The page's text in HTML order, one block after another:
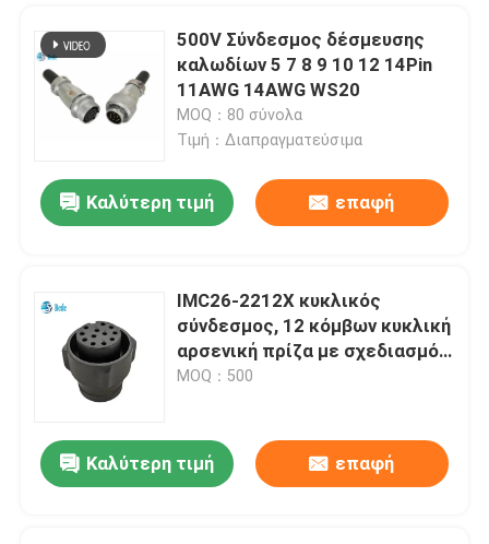
500V Σύνδεσμος δέσμευσης
καλωδίων 5 7 8 9 10 12 14Pin
11AWG 14AWG WS20
MOQ：80 σύνολα
Τιμή：Διαπραγματεύσιμα
Καλύτερη τιμή επαφή
IMC26-2212X κυκλικός
σύνδεσμος, 12 κόμβων κυκλική
αρσενική πρίζα με σχεδιασμό
Snap-on
MOQ：500
Καλύτερη τιμή επαφή